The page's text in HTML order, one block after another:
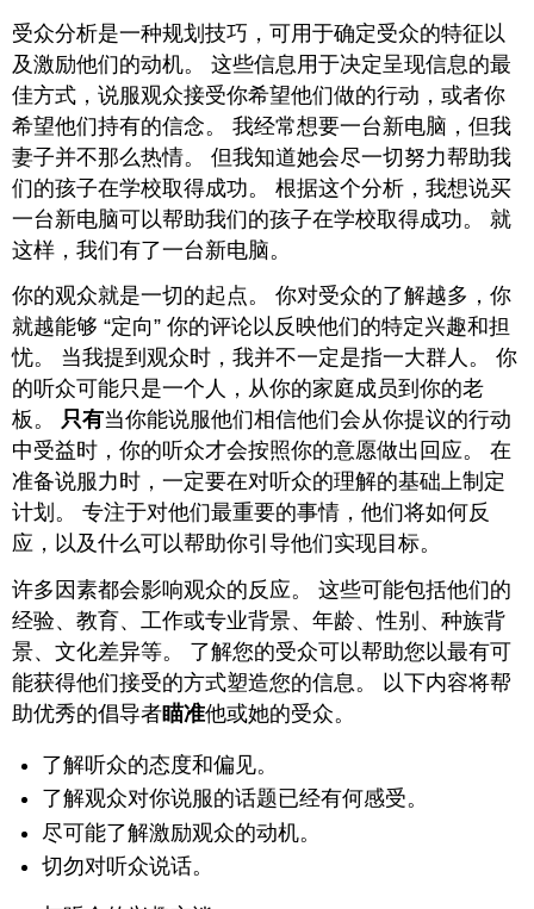
受众分析是一种规划技巧，可用于确定受众的特征以
及激励他们的动机。 这些信息用于决定呈现信息的最
佳方式，说服观众接受你希望他们做的行动，或者你
希望他们持有的信念。 我经常想要一台新电脑，但我
妻子并不那么热情。 但我知道她会尽一切努力帮助我
们的孩子在学校取得成功。 根据这个分析，我想说买
一台新电脑可以帮助我们的孩子在学校取得成功。 就
这样，我们有了一台新电脑。
你的观众就是一切的起点。 你对受众的了解越多，你
就越能够 “定向” 你的评论以反映他们的特定兴趣和担
忧。 当我提到观众时，我并不一定是指一大群人。 你
的听众可能只是一个人，从你的家庭成员到你的老
板。 只有当你能说服他们相信他们会从你提议的行动
中受益时，你的听众才会按照你的意愿做出回应。 在
准备说服力时，一定要在对听众的理解的基础上制定
计划。 专注于对他们最重要的事情，他们将如何反
应，以及什么可以帮助你引导他们实现目标。
许多因素都会影响观众的反应。 这些可能包括他们的
经验、教育、工作或专业背景、年龄、性别、种族背
景、文化差异等。 了解您的受众可以帮助您以最有可
能获得他们接受的方式塑造您的信息。 以下内容将帮
助优秀的倡导者瞄准他或她的受众。
了解听众的态度和偏见。
了解观众对你说服的话题已经有何感受。
尽可能了解激励观众的动机。
切勿对听众说话。